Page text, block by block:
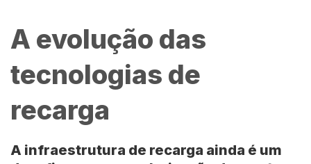
A evolução das
tecnologias de
recarga
A infraestrutura de recarga ainda é um